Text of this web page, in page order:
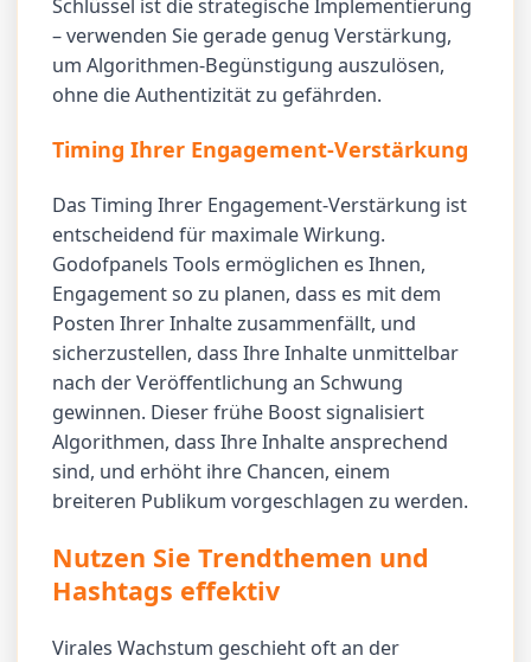
Schlüssel ist die strategische Implementierung
– verwenden Sie gerade genug Verstärkung,
um Algorithmen-Begünstigung auszulösen,
ohne die Authentizität zu gefährden.
Timing Ihrer Engagement-Verstärkung
Das Timing Ihrer Engagement-Verstärkung ist
entscheidend für maximale Wirkung.
Godofpanels Tools ermöglichen es Ihnen,
Engagement so zu planen, dass es mit dem
Posten Ihrer Inhalte zusammenfällt, und
sicherzustellen, dass Ihre Inhalte unmittelbar
nach der Veröffentlichung an Schwung
gewinnen. Dieser frühe Boost signalisiert
Algorithmen, dass Ihre Inhalte ansprechend
sind, und erhöht ihre Chancen, einem
breiteren Publikum vorgeschlagen zu werden.
Nutzen Sie Trendthemen und
Hashtags effektiv
Virales Wachstum geschieht oft an der